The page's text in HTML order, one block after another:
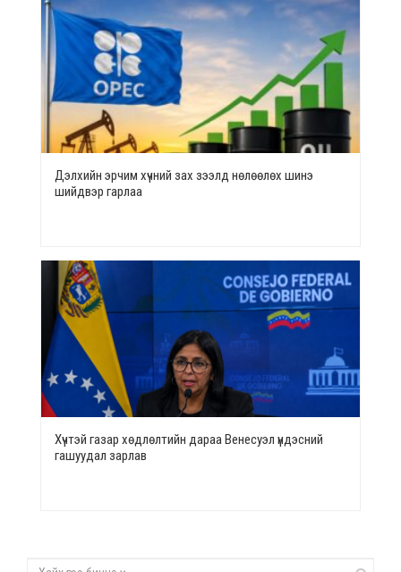
Дэлхийн эрчим хүчний зах зээлд нөлөөлөх шинэ
шийдвэр гарлаа
Хүчтэй газар хөдлөлтийн дараа Венесуэл үндэсний
гашуудал зарлав